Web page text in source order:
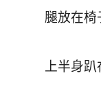
腿放在椅
上半身趴